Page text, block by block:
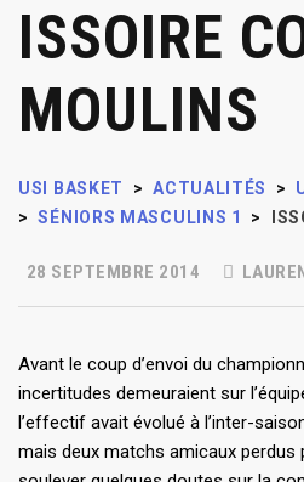
ISSOIRE
MOULINS
USI BASKET > ACTUALITÉS >
> SÉNIORS MASCULINS 1 >
28 SEPTEMBRE 2014
Avant le coup d’envoi du
incertitudes demeuraient sur
l’effectif avait évolué à l’inter-
mais deux matchs amicaux